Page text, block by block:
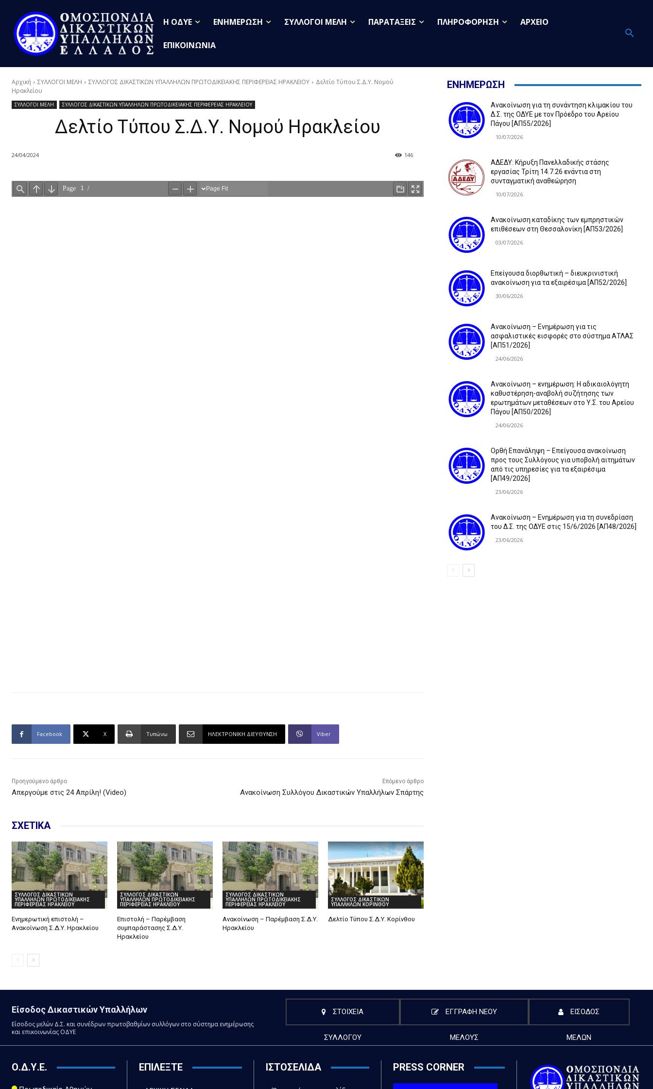
Η ΟΔΥΕ ΕΝΗΜΕΡΩΣΗ ΣΥΛΛΟΓΟΙ ΜΕΛΗ ΠΑΡΑΤΑΞΕΙΣ ΠΛΗΡΟΦΟΡΗΣΗ ΑΡΧΕΙΟ
ΕΠΙΚΟΙΝΩΝΙΑ
Αρχική ΣΥΛΛΟΓΟΙ ΜΕΛΗ ΣΥΛΛΟΓΟΣ ΔΙΚΑΣΤΙΚΩΝ ΥΠΑΛΛΗΛΩΝ ΠΡΩΤΟΔΙΚΕΙΑΚΗΣ ΠΕΡΙΦΕΡΕΙΑΣ ΗΡΑΚΛΕΙΟΥ
Δελτίο Τύπου Σ.Δ.Υ. Νομού
Ηρακλείου
ΣΥΛΛΟΓΟΙ ΜΕΛΗ ΣΥΛΛΟΓΟΣ ΔΙΚΑΣΤΙΚΩΝ ΥΠΑΛΛΗΛΩΝ ΠΡΩΤΟΔΙΚΕΙΑΚΗΣ ΠΕΡΙΦΕΡΕΙΑΣ ΗΡΑΚΛΕΙΟΥ
Δελτίο Τύπου Σ.Δ.Υ. Νομού Ηρακλείου
146
24/04/2024
Facebook X Τυπώνω ΗΛΕΚΤΡΟΝΙΚΗ ΔΙΕΥΘΥΝΣΗ Viber
Προηγούμενο άρθρο
Απεργούμε στις 24 Απρίλη! (Video)
Επόμενο άρθρο
Ανακοίνωση Συλλόγου Δικαστικών Υπαλλήλων Σπάρτης
ΣΧΕΤΙΚΑ
ΣΥΛΛΟΓΟΣ ΔΙΚΑΣΤΙΚΩΝ
ΥΠΑΛΛΗΛΩΝ ΠΡΩΤΟΔΙΚΕΙΑΚΗΣ
ΠΕΡΙΦΕΡΕΙΑΣ ΗΡΑΚΛΕΙΟΥ
Ενημερωτική επιστολή –
Ανακοίνωση Σ.Δ.Υ. Ηρακλείου
ΣΥΛΛΟΓΟΣ ΔΙΚΑΣΤΙΚΩΝ
ΥΠΑΛΛΗΛΩΝ ΠΡΩΤΟΔΙΚΕΙΑΚΗΣ
ΠΕΡΙΦΕΡΕΙΑΣ ΗΡΑΚΛΕΙΟΥ
Επιστολή – Παρέμβαση
συμπαράστασης Σ.Δ.Υ.
Ηρακλείου
ΣΥΛΛΟΓΟΣ ΔΙΚΑΣΤΙΚΩΝ
ΥΠΑΛΛΗΛΩΝ ΠΡΩΤΟΔΙΚΕΙΑΚΗΣ
ΠΕΡΙΦΕΡΕΙΑΣ ΗΡΑΚΛΕΙΟΥ
Ανακοίνωση – Παρέμβαση Σ.Δ.Υ.
Ηρακλείου
ΣΥΛΛΟΓΟΣ ΔΙΚΑΣΤΙΚΩΝ
ΥΠΑΛΛΗΛΩΝ ΚΟΡΙΝΘΟΥ
Δελτίο Τύπου Σ.Δ.Υ. Κορίνθου
ΕΝΗΜΕΡΩΣΗ
Ανακοίνωση για τη συνάντηση κλιμακίου του
Δ.Σ. της ΟΔΥΕ με τον Πρόεδρο του Αρείου
Πάγου [ΑΠ55/2026]
10/07/2026
ΑΔΕΔΥ: Κήρυξη Πανελλαδικής στάσης
εργασίας Τρίτη 14.7.26 ενάντια στη
συνταγματική αναθεώρηση
10/07/2026
Ανακοίνωση καταδίκης των εμπρηστικών
επιθέσεων στη Θεσσαλονίκη [ΑΠ53/2026]
03/07/2026
Επείγουσα διορθωτική – διευκρινιστική
ανακοίνωση για τα εξαιρέσιμα [ΑΠ52/2026]
30/06/2026
Ανακοίνωση – Ενημέρωση για τις
ασφαλιστικές εισφορές στο σύστημα ΑΤΛΑΣ
[ΑΠ51/2026]
24/06/2026
Ανακοίνωση – ενημέρωση: Η αδικαιολόγητη
καθυστέρηση-αναβολή συζήτησης των
ερωτημάτων μεταθέσεων στο Υ.Σ. του Αρείου
Πάγου [ΑΠ50/2026]
24/06/2026
Ορθή Επανάληψη – Επείγουσα ανακοίνωση
προς τους Συλλόγους για υποβολή αιτημάτων
από τις υπηρεσίες για τα εξαιρέσιμα
[ΑΠ49/2026]
23/06/2026
Ανακοίνωση – Ενημέρωση για τη συνεδρίαση
του Δ.Σ. της ΟΔΥΕ στις 15/6/2026 [ΑΠ48/2026]
23/06/2026
Είσοδος Δικαστικών Υπαλλήλων
Είσοδος μελών Δ.Σ. και συνέδρων πρωτοβαθμίων συλλόγων στο σύστημα ενημέρωσης
και επικοινωνίας ΟΔΥΕ
ΣΤΟΙΧΕΙΑ
ΣΥΛΛΟΓΟΥ
ΕΓΓΡΑΦΗ ΝΕΟΥ
ΜΕΛΟΥΣ
ΕΙΣΟΔΟΣ
ΜΕΛΩΝ
Ο.Δ.Υ.Ε. ΕΠΙΛΕΞΤΕ ΙΣΤΟΣΕΛΙΔΑ PRESS CORNER